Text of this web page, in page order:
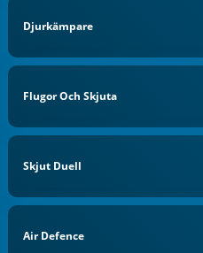
Djurkämpare
Flugor Och Skjuta
Skjut Duell
Air Defence